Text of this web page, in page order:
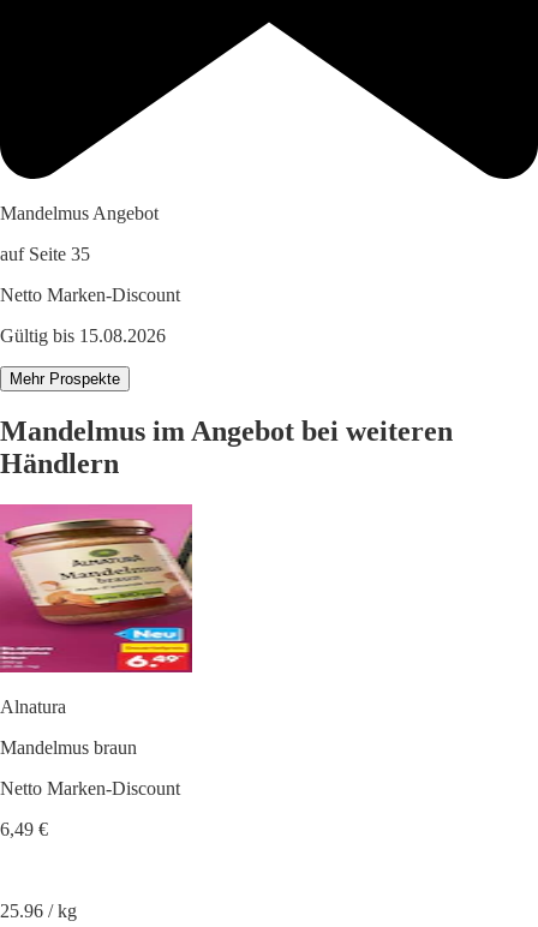
Mandelmus Angebot
auf Seite 35
Netto Marken-Discount
Gültig bis 15.08.2026
Mehr Prospekte
Mandelmus im Angebot bei weiteren
Händlern
Alnatura
Mandelmus braun
Netto Marken-Discount
6,49 €
25.96 / kg